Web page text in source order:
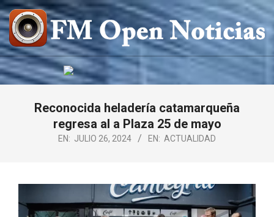
Saltar
al
contenido
FM
OPEN
NOTICIAS
Reconocida heladería catamarqueña
regresa al a Plaza 25 de mayo
EN: JULIO 26, 2024 EN: ACTUALIDAD